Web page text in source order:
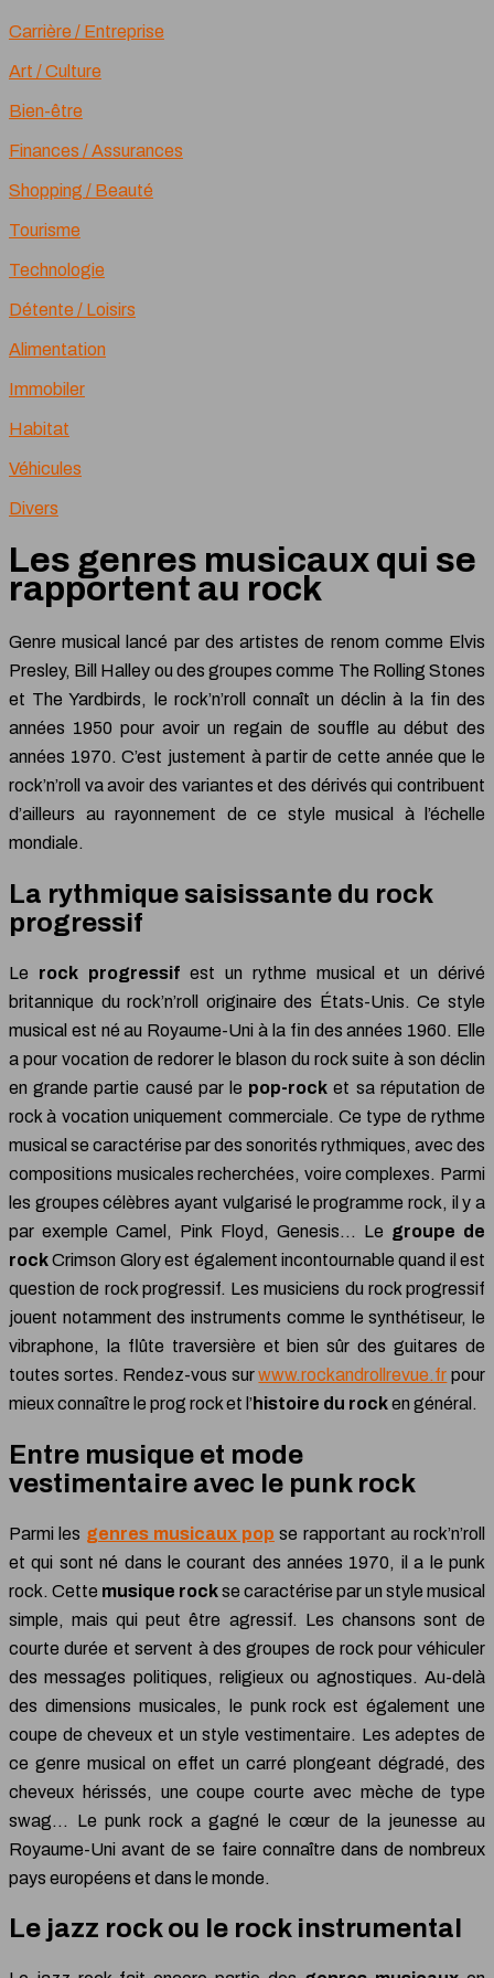
Carrière / Entreprise
Art / Culture
Bien-être
Finances / Assurances
Shopping / Beauté
Tourisme
Technologie
Détente / Loisirs
Alimentation
Immobiler
Habitat
Véhicules
Divers
Les genres musicaux qui se
rapportent au rock
Genre musical lancé par des artistes de renom comme Elvis
Presley, Bill Halley ou des groupes comme The Rolling Stones
et The Yardbirds, le rock’n’roll connaît un déclin à la fin des
années 1950 pour avoir un regain de souffle au début des
années 1970. C’est justement à partir de cette année que le
rock’n’roll va avoir des variantes et des dérivés qui contribuent
d’ailleurs au rayonnement de ce style musical à l’échelle
mondiale.
La rythmique saisissante du rock
progressif
Le rock progressif est un rythme musical et un dérivé
britannique du rock’n’roll originaire des États-Unis. Ce style
musical est né au Royaume-Uni à la fin des années 1960. Elle
a pour vocation de redorer le blason du rock suite à son déclin
en grande partie causé par le pop-rock et sa réputation de
rock à vocation uniquement commerciale. Ce type de rythme
musical se caractérise par des sonorités rythmiques, avec des
compositions musicales recherchées, voire complexes. Parmi
les groupes célèbres ayant vulgarisé le programme rock, il y a
par exemple Camel, Pink Floyd, Genesis… Le groupe de
rockCrimson Glory est également incontournable quand il est
question de rock progressif. Les musiciens du rock progressif
jouent notamment des instruments comme le synthétiseur, le
vibraphone, la flûte traversière et bien sûr des guitares de
toutes sortes. Rendez-vous surwww.rockandrollrevue.fr pour
mieux connaître le prog rock et l’histoire du rocken général.
Entre musique et mode
vestimentaire avec le punk rock
Parmi les genres musicaux pop se rapportant au rock’n’roll
et qui sont né dans le courant des années 1970, il a le punk
rock. Cette musique rockse caractérise par un style musical
simple, mais qui peut être agressif. Les chansons sont de
courte durée et servent à des groupes de rock pour véhiculer
des messages politiques, religieux ou agnostiques. Au-delà
des dimensions musicales, le punk rock est également une
coupe de cheveux et un style vestimentaire. Les adeptes de
ce genre musical on effet un carré plongeant dégradé, des
cheveux hérissés, une coupe courte avec mèche de type
swag… Le punk rock a gagné le cœur de la jeunesse au
Royaume-Uni avant de se faire connaître dans de nombreux
pays européens et dans le monde.
Le jazz rock ou le rock instrumental